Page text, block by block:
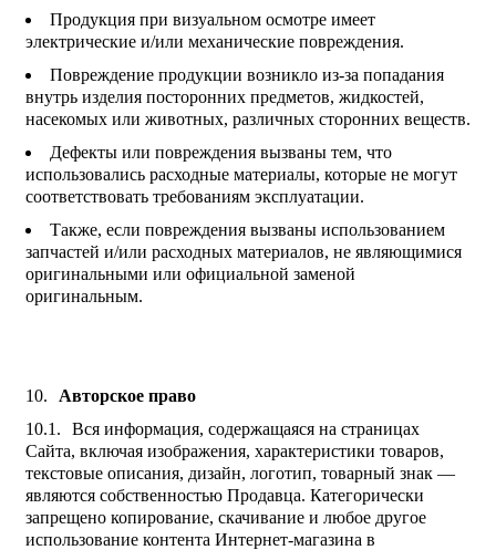
Продукция при визуальном осмотре имеет
электрические и/или механические повреждения.
Повреждение продукции возникло из-за попадания
внутрь изделия посторонних предметов, жидкостей,
насекомых или животных, различных сторонних веществ.
Дефекты или повреждения вызваны тем, что
использовались расходные материалы, которые не могут
соответствовать требованиям эксплуатации.
Также, если повреждения вызваны использованием
запчастей и/или расходных материалов, не являющимися
оригинальными или официальной заменой
оригинальным.
Авторское право
Вся информация, содержащаяся на страницах
Сайта, включая изображения, характеристики товаров,
текстовые описания, дизайн, логотип, товарный знак —
являются собственностью Продавца. Категорически
запрещено копирование, скачивание и любое другое
использование контента Интернет-магазина в